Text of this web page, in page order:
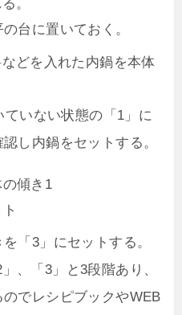
。
台に置いておく。
などを入れた内鍋を本体
いない状態の「1」に
し内鍋をセットする。
「3」にセットする。
、「3」と3段階あり、
でレシピブックやWEB